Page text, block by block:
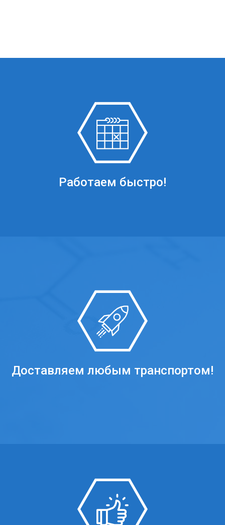
Работаем быстро!
Доставляем любым транспортом!